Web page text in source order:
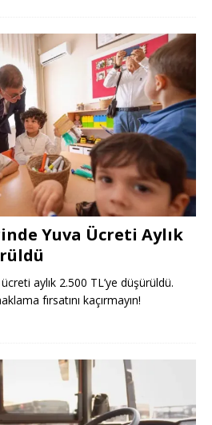
Yuva Ücreti Aylık
aylık 2.500 TL’ye düşürüldü.
fırsatını kaçırmayın!